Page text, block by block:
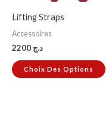
Lifting Straps
Accessoires
د.ج
Choix Des Options
la